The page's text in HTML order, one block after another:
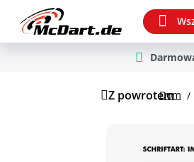
Przejdź do wyszukiwania
Przejdź do głównej nawigacji
Z powrotem
Dom